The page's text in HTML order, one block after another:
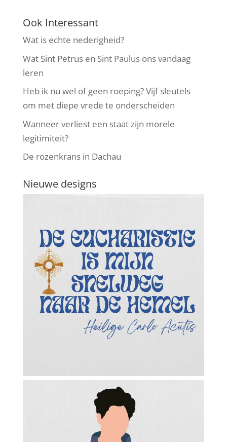
Ook Interessant
Wat is echte nederigheid?
Wat Sint Petrus en Sint Paulus ons vandaag
leren
Heb ik nu wel of geen roeping? Vijf sleutels
om met diepe vrede te onderscheiden
Wanneer verliest een staat zijn morele
legitimiteit?
De rozenkrans in Dachau
Nieuwe designs